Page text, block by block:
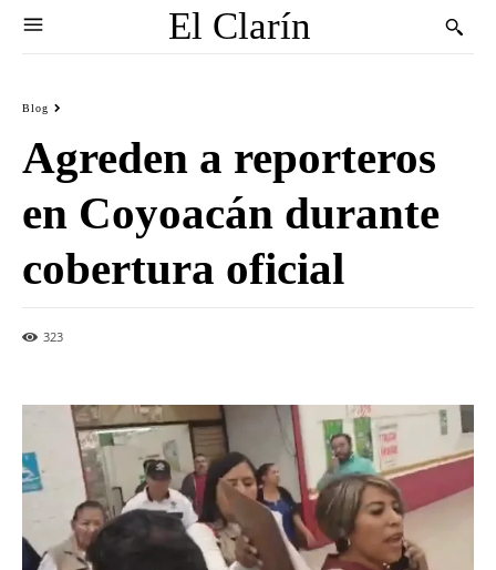
El Clarín
Blog
Agreden a reporteros
en Coyoacán durante
cobertura oficial
323